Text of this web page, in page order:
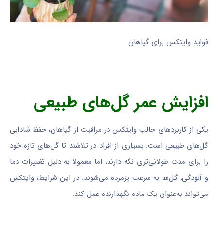
فواید وایتکس برای گیاهان
افزایش عمر گل‌های طبیعی
یکی از کاربردهای جالب وایتکس در مراقبت از گیاهان، حفظ شادابی
گل‌های طبیعی است. بسیاری از افراد در تلاشند تا گل‌های تازه خود
را برای مدت طولانی‌تری نگه دارند، اما معمولاً به دلیل تغییرات دما
و آلودگی، گل‌ها به سرعت پژمرده می‌شوند. در این شرایط، وایتکس
می‌تواند به‌عنوان یک ماده نگهدارنده عمل کند.